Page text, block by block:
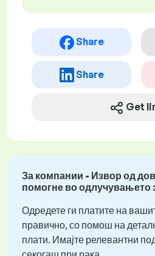
Share
Share
Get
За компании - Извор од
помогне во одлучувањето
Одредете ги платите на
правично, со помош на
плати. Имајте релевантни